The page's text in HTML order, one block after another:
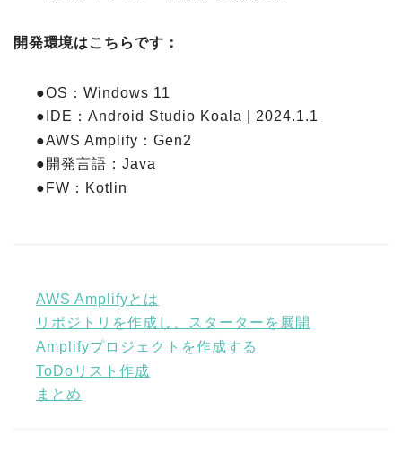
開発環境はこちらです：
●OS：Windows 11
●IDE：Android Studio Koala | 2024.1.1
●AWS Amplify：Gen2
●開発言語：Java
●FW：Kotlin
AWS Amplifyとは
リポジトリを作成し、スターターを展開
Amplifyプロジェクトを作成する
ToDoリスト作成
まとめ